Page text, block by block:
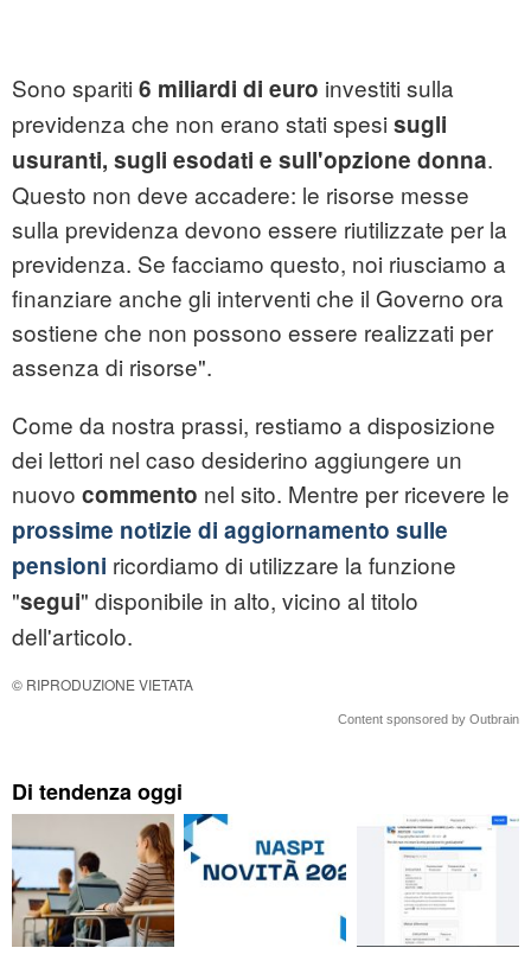
Sono spariti 6 miliardi di euro investiti sulla
previdenza che non erano stati spesi sugli
usuranti, sugli esodati e sull'opzione donna.
Questo non deve accadere: le risorse messe
sulla previdenza devono essere riutilizzate per la
previdenza. Se facciamo questo, noi riusciamo a
finanziare anche gli interventi che il Governo ora
sostiene che non possono essere realizzati per
assenza di risorse".
Come da nostra prassi, restiamo a disposizione
dei lettori nel caso desiderino aggiungere un
nuovo commento nel sito. Mentre per ricevere le
prossime notizie di aggiornamento sulle
pensioni ricordiamo di utilizzare la funzione
"segui" disponibile in alto, vicino al titolo
dell'articolo.
© RIPRODUZIONE VIETATA
Content sponsored by Outbrain
Di tendenza oggi